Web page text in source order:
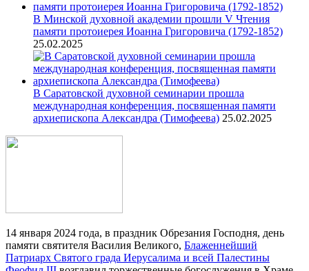
В Минской духовной академии прошли V Чтения
памяти протоиерея Иоанна Григоровича (1792-1852)
25.02.2025
В Саратовской духовной семинарии прошла
международная конференция, посвященная памяти
архиепископа Александра (Тимофеева) 25.02.2025
14 января 2024 года, в праздник Обрезания Господня, день
памяти святителя Василия Великого, Блаженнейший
Патриарх Святого града Иерусалима и всей Палестины